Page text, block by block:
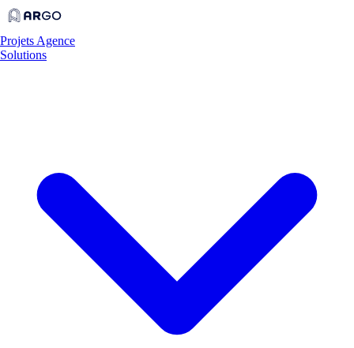
Projets Agence
Solutions